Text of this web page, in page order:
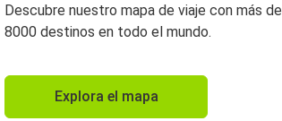
Aeropuerto de Basilea EuroAirport
Aeropuerto de Basilea EuroAirport
Descubre nuestro mapa de viaje con más de
8000 destinos en todo el mundo.
Explora el mapa